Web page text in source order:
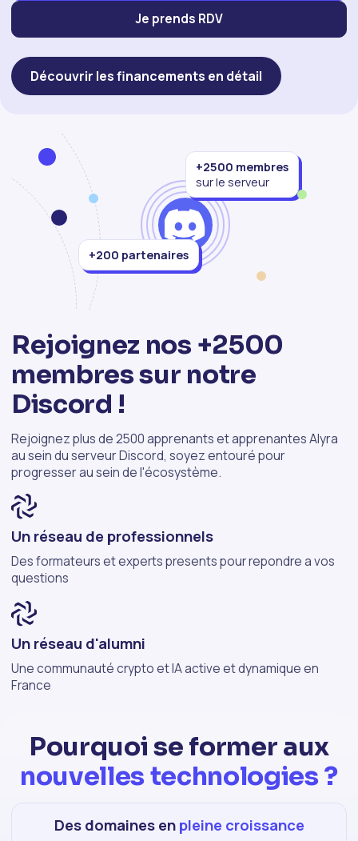
Je prends RDV
Découvrir les financements en détail
+2500 membres
sur le serveur
+200 partenaires
Rejoignez nos +2500
membres sur notre
Discord !
Rejoignez plus de 2500 apprenants et apprenantes Alyra
au sein du serveur Discord, soyez entouré pour
progresser au sein de l'écosystème.
Un réseau de professionnels
Des formateurs et experts presents pour repondre a vos
questions
Un réseau d'alumni
Une communauté crypto et IA active et dynamique en
France
Pourquoi se former aux
nouvelles technologies ?
Des domaines en pleine croissance